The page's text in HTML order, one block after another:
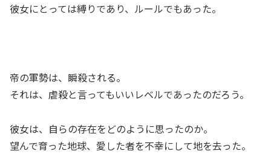
彼女にとっては縛りであり、ルールでもあった。
帝の軍勢は、瞬殺される。
それは、虐殺と言ってもいいレベルであったのだろう。
彼女は、自らの存在をどのように思ったのか。
望んで育った地球、愛した者を不幸にして地を去った。